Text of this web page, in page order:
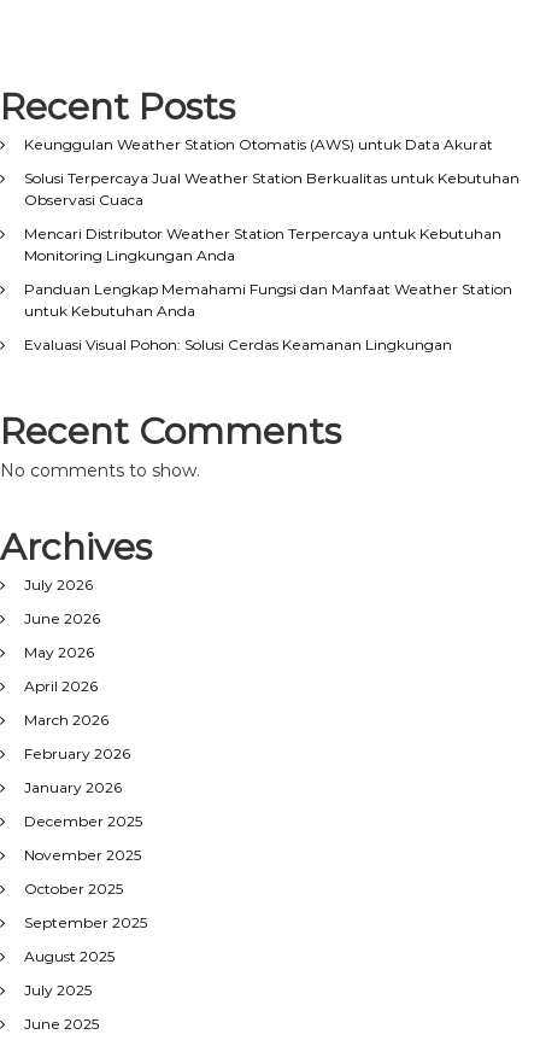
Recent Posts
Keunggulan Weather Station Otomatis (AWS) untuk Data Akurat
Solusi Terpercaya Jual Weather Station Berkualitas untuk Kebutuhan
Observasi Cuaca
Mencari Distributor Weather Station Terpercaya untuk Kebutuhan
Monitoring Lingkungan Anda
Panduan Lengkap Memahami Fungsi dan Manfaat Weather Station
untuk Kebutuhan Anda
Evaluasi Visual Pohon: Solusi Cerdas Keamanan Lingkungan
Recent Comments
No comments to show.
Archives
July 2026
June 2026
May 2026
April 2026
March 2026
February 2026
January 2026
December 2025
November 2025
October 2025
September 2025
August 2025
July 2025
June 2025